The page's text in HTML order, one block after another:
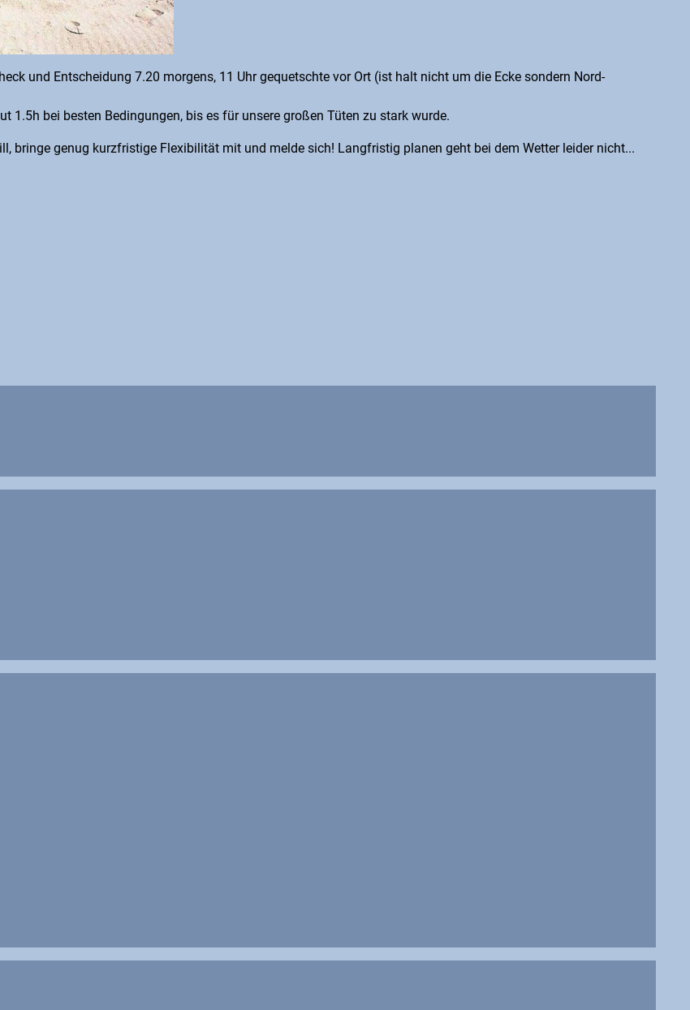
und Entscheidung 7.20 morgens, 11 Uhr gequetschte vor Ort (ist halt nicht um die Ecke sondern Nord-
1.5h bei besten Bedingungen, bis es für unsere großen Tüten zu stark wurde.
bringe genug kurzfristige Flexibilität mit und melde sich! Langfristig planen geht bei dem Wetter leider nicht...